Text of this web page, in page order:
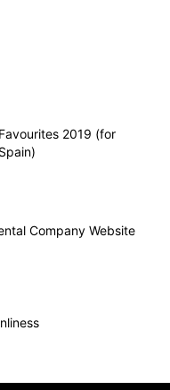
2019 (for
Company Website